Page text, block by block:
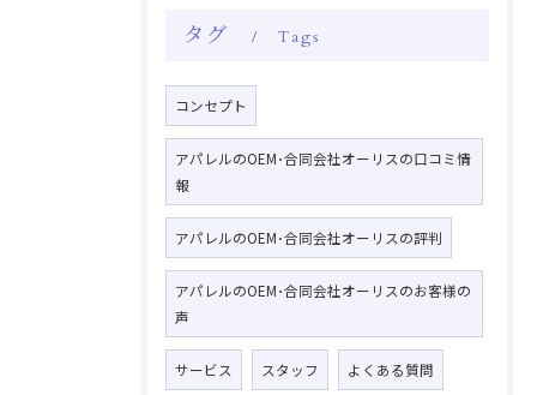
タグ Tags
コンセプト
アパレルのOEM･合同会社オーリスの口コミ情
報
アパレルのOEM･合同会社オーリスの評判
アパレルのOEM･合同会社オーリスのお客様の
声
サービス スタッフ よくある質問